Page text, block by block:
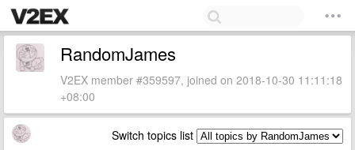
RandomJames
V2EX member #359597, joined on 2018-10-30 11:11:18
+08:00
Switch topics list